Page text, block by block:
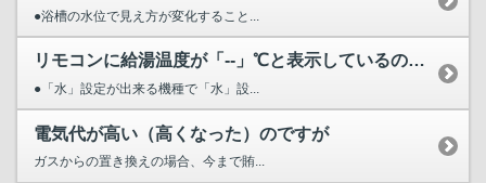
●浴槽の水位で見え方が変化すること...
リモコンに給湯温度が「--」℃と表示しているのですが
●「水」設定が出来る機種で「水」設...
電気代が高い（高くなった）のですが
ガスからの置き換えの場合、今まで賄...